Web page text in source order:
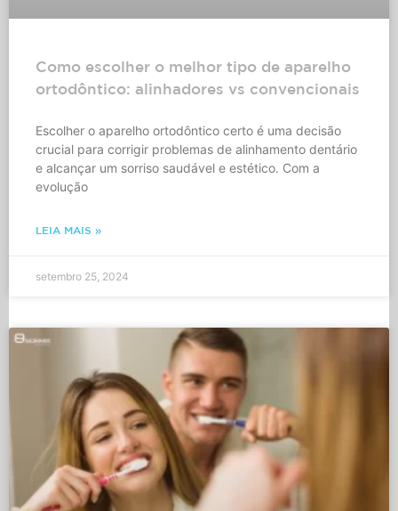
Como escolher o melhor tipo de aparelho
ortodôntico: alinhadores vs convencionais
Escolher o aparelho ortodôntico certo é uma decisão
crucial para corrigir problemas de alinhamento dentário
e alcançar um sorriso saudável e estético. Com a
evolução
LEIA MAIS »
setembro 25, 2024